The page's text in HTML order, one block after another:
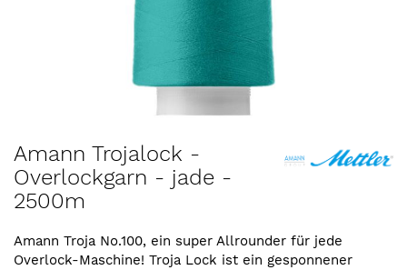
Anfang
der
Bildergalerie
Amann Trojalock -
Overlockgarn - jade -
2500m
Amann Troja No.100, ein super Allrounder für jede
Overlock-Maschine! Troja Lock ist ein gesponnener